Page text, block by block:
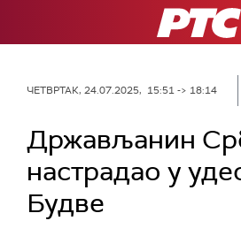
РТС
ЧЕТВРТАК, 24.07.2025, 15:51 -> 18:14
Држављанин
настрадао у
Будве